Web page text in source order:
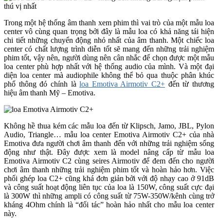
Trong một hệ thống âm thanh xem phim thì vai trò của một mẫu loa
center vô cùng quan trọng bởi đây là mẫu loa có khả năng tái hiện
chi tiết những chuyển động nhỏ nhất của âm thanh. Một chiếc loa
center có chất lượng trình diễn tốt sẽ mang đến những trải nghiệm
phim tốt, vậy nên, người dùng nên cân nhắc để chọn được một mẫu
loa center phù hợp nhất với hệ thống audio của mình. Và một đại
diện loa center mà audiophile không thể bỏ qua thuộc phân khúc
phổ thông đó chính làloa Emotiva Airmotiv C2+ đến từ thương
hiệu âm thanh Mỹ – Emotiva.
Không hề thua kém các mẫu loa đến từ Klipsch, Jamo, JBL, Pylon
Audio, Triangle… mẫu loa center Emotiva Airmotiv C2+ của nhà
Emotiva đưa người chơi âm thanh đến với những trải nghiệm sống
động như thật. Đây được xem là model nâng cấp từ mẫu loa
Emotiva Airmotiv C2 cùng seires Airmotiv để đem đến cho người
chơi âm thanh những trải nghiệm phim tốt và hoàn hảo hơn. Việc
phối ghép loa C2+ cũng khá đơn giản bởi với độ nhạy cao ở 91dB
và công suất hoạt động liên tục của loa là 150W, công suất cực đại
là 300W thì những ampli có công suất từ 75W-350W/kênh cùng trở
kháng 4Ohm chính là “đối tác” hoàn hảo nhất cho mẫu loa center
này.